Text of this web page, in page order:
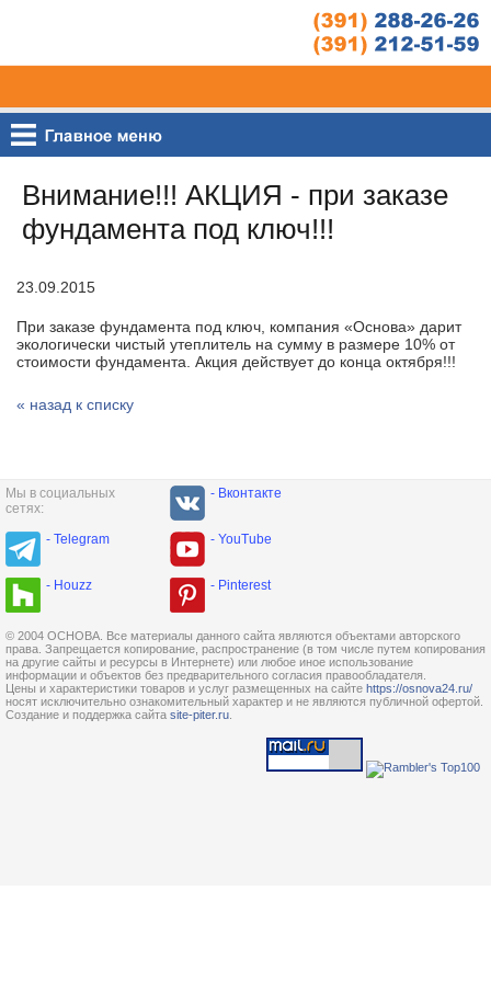
Внимание!!! АКЦИЯ - при заказе
фундамента под ключ!!!
23.09.2015
При заказе фундамента под ключ, компания «Основа» дарит
экологически чистый утеплитель на сумму в размере 10% от
стоимости фундамента. Акция действует до конца октября!!!
« назад к списку
Мы в социальных
сетях:
- Вконтакте
- Telegram - YouTube
- Houzz - Pinterest
© 2004 ОСНОВА. Все материалы данного сайта являются объектами авторского
права. Запрещается копирование, распространение (в том числе путем копирования
на другие сайты и ресурсы в Интернете) или любое иное использование
информации и объектов без предварительного согласия правообладателя.
Цены и характеристики товаров и услуг размещенных на сайте https://osnova24.ru/
носят исключительно ознакомительный характер и не являются публичной офертой.
Создание и поддержка сайта site-piter.ru